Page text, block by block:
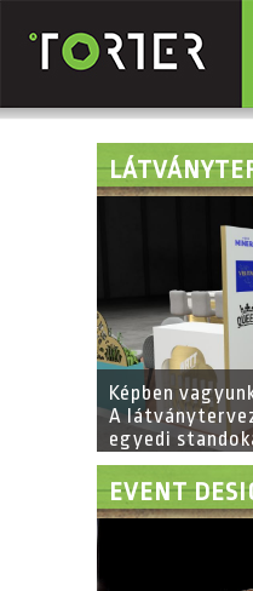
Ugrás a tartalomra
Képben
A
egyedi
installációkat,
bútorokat és
valósítunk
EVENT